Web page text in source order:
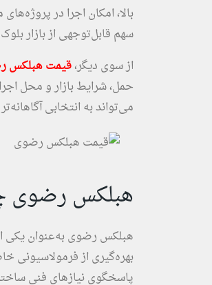
بالا، امکان اجرا در
سهم قابل‌توجهی از بازار
از سوی دیگر،قیمت هبلکس
حمل، شرایط بازار و محل
می‌تواند به انتخابی
هبلکس رضوی
بهره‌گیری از فرمولاسیونی
پاسخگوی نیازهای فنی